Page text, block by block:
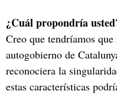
¿Cuál propondría
Creo que tendríamos
autogobierno de
reconociera la
estas características